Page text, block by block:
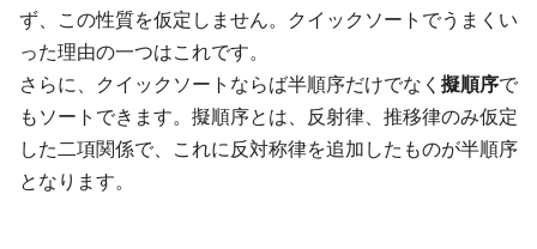
ず、この性質を仮定しません。クイックソートでうまくい
った理由の一つはこれです。
さらに、クイックソートならば半順序だけでなく 擬順序で
もソートできます。擬順序とは、反射律、推移律のみ仮定
した二項関係で、これに反対称律を追加したものが半順序
となります。